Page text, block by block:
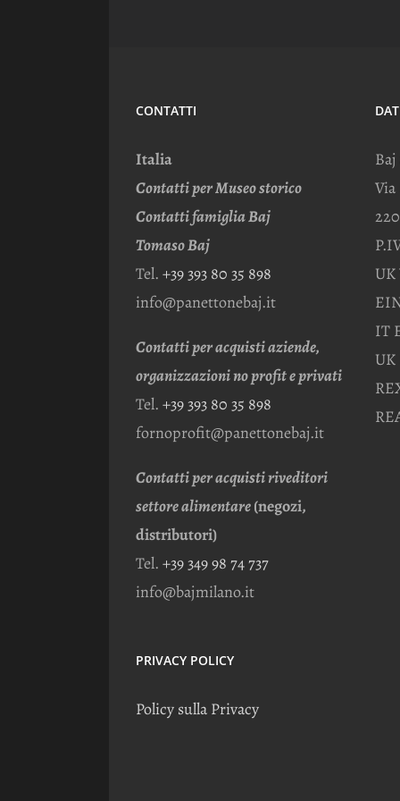
CONTATTI
Italia
Contatti per Museo storico
Contatti famiglia Baj
Tomaso Baj
Tel. +39 393 80 35 898
info@panettonebaj.it
Contatti per acquisti aziende,
organizzazioni no profit e privati
Tel. +39 393 80 35 898
fornoprofit@panettonebaj.it
Contatti per acquisti riveditori
settore alimentare(negozi,
distributori)
Tel. +39 349 98 74 737
info@bajmilano.it
PRIVACY POLICY
Policy sulla Privacy
UK
IT
UK